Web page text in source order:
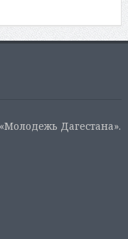
Дагестана».